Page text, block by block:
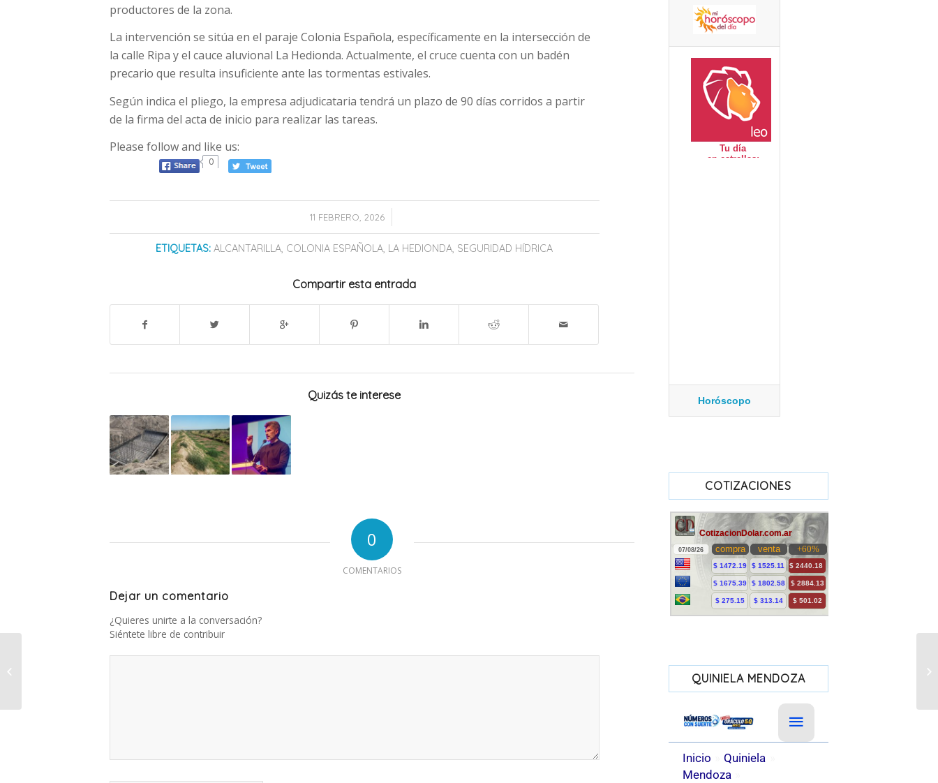
productores de la zona.
La intervención se sitúa en el paraje Colonia Española, específicamente en la intersección de
la calle Ripa y el cauce aluvional La Hedionda. Actualmente, el cruce cuenta con un badén
precario que resulta insuficiente ante las tormentas estivales.
Según indica el pliego, la empresa adjudicataria tendrá un plazo de 90 días corridos a partir
de la firma del acta de inicio para realizar las tareas.
Please follow and like us:
0
11 FEBRERO, 2026
/
ETIQUETAS: ALCANTARILLA, COLONIA ESPAÑOLA, LA HEDIONDA, SEGURIDAD HÍDRICA
Compartir esta entrada
Quizás te interese
0
COMENTARIOS
Dejar un comentario
¿Quieres unirte a la conversación?
Siéntete libre de contribuir
Horóscopo
COTIZACIONES
QUINIELA MENDOZA